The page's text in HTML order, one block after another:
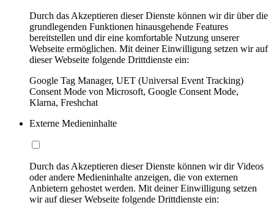
Durch das Akzeptieren dieser Dienste können wir dir über die
grundlegenden Funktionen hinausgehende Features
bereitstellen und dir eine komfortable Nutzung unserer
Webseite ermöglichen. Mit deiner Einwilligung setzen wir auf
dieser Webseite folgende Drittdienste ein:
Google Tag Manager, UET (Universal Event Tracking)
Consent Mode von Microsoft, Google Consent Mode,
Klarna, Freshchat
Externe Medieninhalte
Durch das Akzeptieren dieser Dienste können wir dir Videos
oder andere Medieninhalte anzeigen, die von externen
Anbietern gehostet werden. Mit deiner Einwilligung setzen
wir auf dieser Webseite folgende Drittdienste ein: